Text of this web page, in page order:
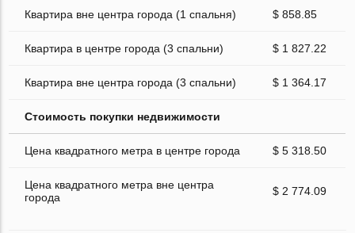
Квартира вне центра города (1 спальня) $ 858.85
Квартира в центре города (3 спальни) $ 1 827.22
Квартира вне центра города (3 спальни) $ 1 364.17
Стоимость покупки недвижимости
Цена квадратного метра в центре города $ 5 318.50
Цена квадратного метра вне центра
города
$ 2 774.09